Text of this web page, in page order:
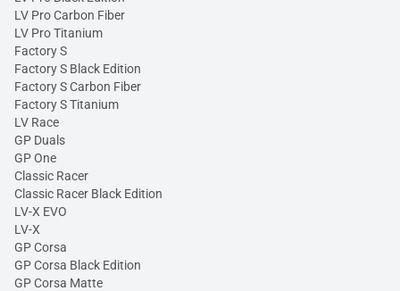
LV Pro Carbon Fiber
LV Pro Titanium
Factory S
Factory S Black Edition
Factory S Carbon Fiber
Factory S Titanium
LV Race
GP Duals
GP One
Classic Racer
Classic Racer Black Edition
LV-X EVO
LV-X
GP Corsa
GP Corsa Black Edition
GP Corsa Matte